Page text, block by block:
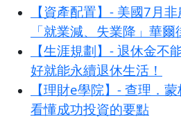
【資產配置】- 美國7月
「就業減、失業降」華
【生涯規劃】- 退休金不
好就能永續退休生活！
【理財e學院】- 查理．
看懂成功投資的要點